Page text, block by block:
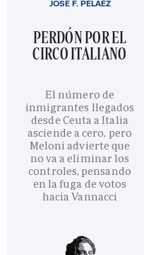
PERDÓN POR EL
CIRCO ITALIANO
El número de
inmigrantes llegados
desde Ceuta a Italia
asciende a cero, pero
Meloni advierte que
no va a eliminar los
controles, pensando
en la fuga de votos
hacia Vannacci
JOSÉ F. PELÁEZ